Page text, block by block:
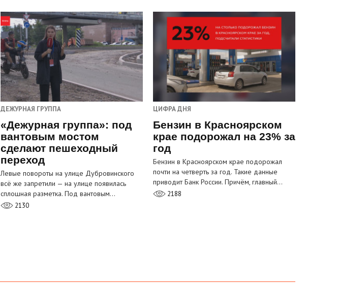
ДЕЖУРНАЯ ГРУППА
«Дежурная группа»: под
вантовым мостом
сделают пешеходный
переход
Левые повороты на улице Дубровинского
всё же запретили — на улице появилась
сплошная разметка. Под вантовым…
2130
ЦИФРА ДНЯ
Бензин в Красноярском
крае подорожал на 23% за
год
Бензин в Красноярском крае подорожал
почти на четверть за год. Такие данные
приводит Банк России. Причём, главный…
2188